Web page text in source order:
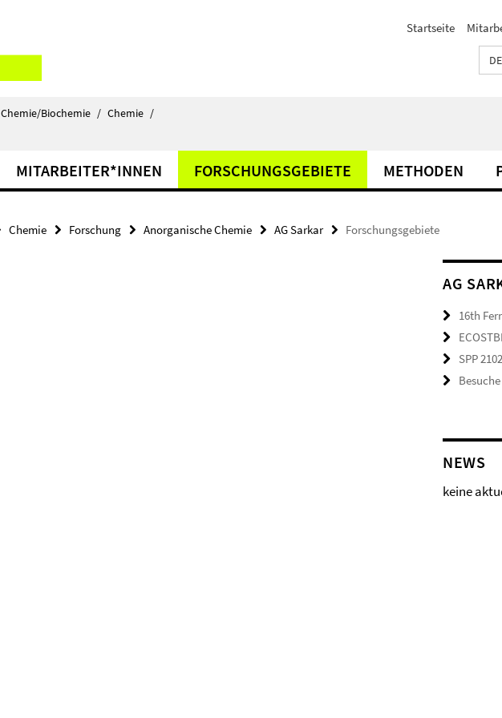
Startseite
DE
Chemie/Biochemie / Chemie /
MITARBEITER*INNEN FORSCHUNGSGEBIETE METHODEN
Chemie Forschung Anorganische Chemie AG Sarkar Forschungsgebiete
AG
16th
SPP 2102
NEWS
keine